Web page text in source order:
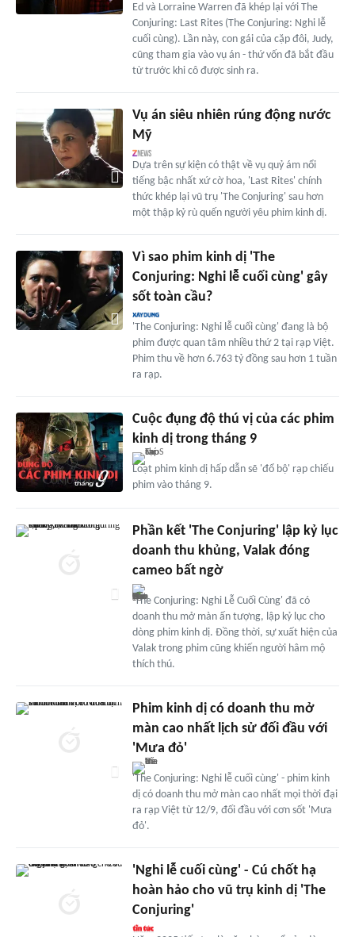
Ed và Lorraine Warren đã khép lại với The
Conjuring: Last Rites (The Conjuring: Nghi lễ
cuối cùng). Lần này, con gái của cặp đôi, Judy,
cũng tham gia vào vụ án - thứ vốn đã bắt đầu
từ trước khi cô được sinh ra.
Vụ án siêu nhiên rúng động nước
Mỹ
Dựa trên sự kiện có thật về vụ quỷ ám nổi
tiếng bậc nhất xứ cờ hoa, 'Last Rites' chính
thức khép lại vũ trụ 'The Conjuring' sau hơn
một thập kỷ rù quến người yêu phim kinh dị.
Vì sao phim kinh dị 'The
Conjuring: Nghi lễ cuối cùng' gây
sốt toàn cầu?
'The Conjuring: Nghi lễ cuối cùng' đang là bộ
phim được quan tâm nhiều thứ 2 tại rạp Việt.
Phim thu về hơn 6.763 tỷ đồng sau hơn 1 tuần
ra rạp.
Cuộc đụng độ thú vị của các phim
kinh dị trong tháng 9
Loạt phim kinh dị hấp dẫn sẽ 'đổ bộ' rạp chiếu
phim vào tháng 9.
Phần kết 'The Conjuring' lập kỷ lục
doanh thu khủng, Valak đóng
cameo bất ngờ
'The Conjuring: Nghi Lễ Cuối Cùng' đã có
doanh thu mở màn ấn tượng, lập kỷ lục cho
dòng phim kinh dị. Đồng thời, sự xuất hiện của
Valak trong phim cũng khiến người hâm mộ
thích thú.
Phim kinh dị có doanh thu mở
màn cao nhất lịch sử đối đầu với
'Mưa đỏ'
'The Conjuring: Nghi lễ cuối cùng' - phim kinh
dị có doanh thu mở màn cao nhất mọi thời đại
ra rạp Việt từ 12/9, đối đầu với cơn sốt 'Mưa
đỏ'.
'Nghi lễ cuối cùng' - Cú chốt hạ
hoàn hảo cho vũ trụ kinh dị 'The
Conjuring'